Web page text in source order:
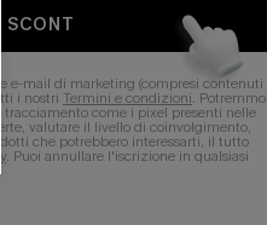
SCONT
e-mail di marketing (compresi contenuti
i nostri Termini e condizioni. Potremmo
come i pixel presenti nelle
valutare il livello di coinvolgimento,
che potrebbero interessarti, il tutto
. Puoi annullare l'iscrizione in qualsiasi